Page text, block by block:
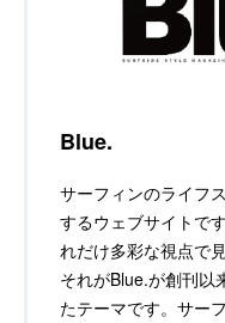
Blue.
サーフィンのライフ
するウェブサイトで
れだけ多彩な視点で
それがBlue.が創刊以
たテーマです。サー